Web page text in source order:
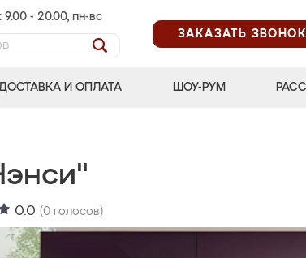
9.00 - 20.00, пн-вс
ЗАКАЗАТЬ ЗВОНОК
И ОПЛАТА ШОУ-РУМ
0.0 (0 голосов)